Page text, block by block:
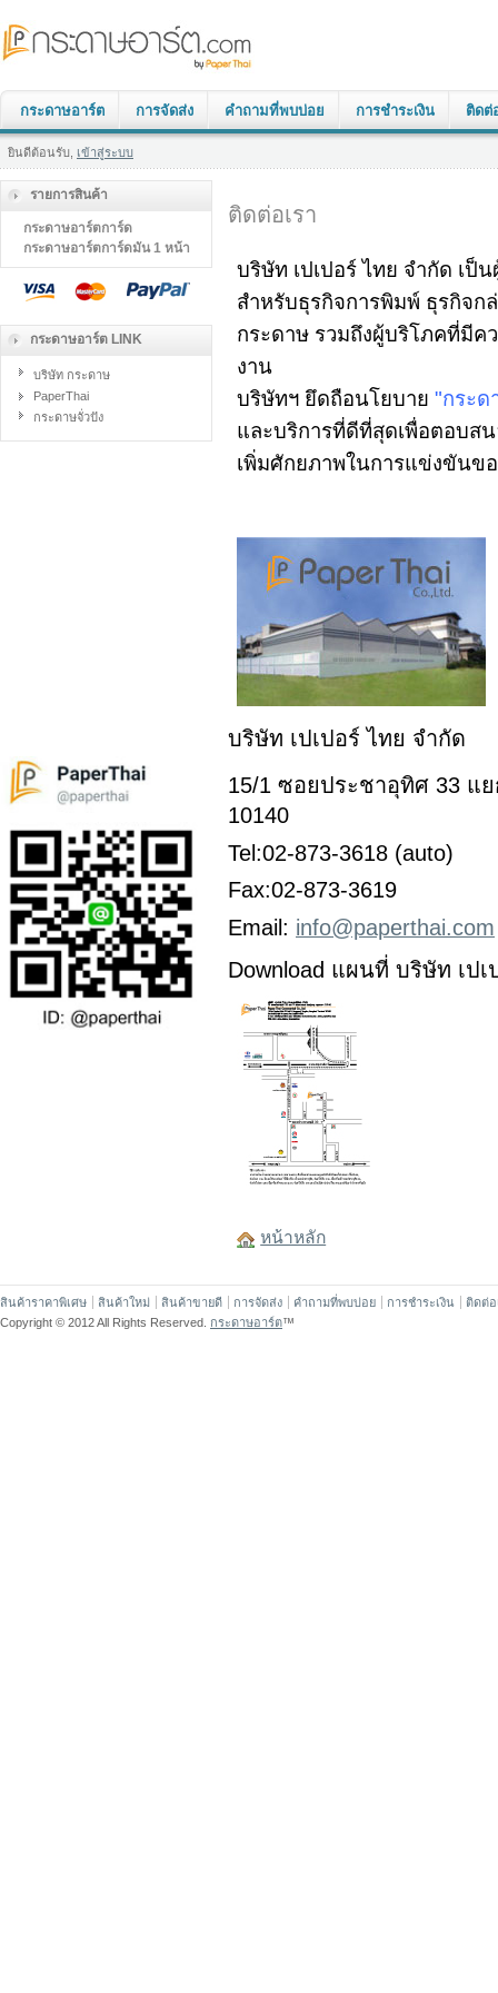
กระดาษอาร์ต การจัดส่ง คำถามที่พบบ่อย การชำระเงิน ติดต่
ยินดีต้อนรับ, เข้าสู่ระบบ
รายการสินค้า
กระดาษอาร์ตการ์ด
กระดาษอาร์ตการ์ดมัน 1 หน้า
กระดาษอาร์ต LINK
บริษัท กระดาษ
PaperThai
กระดาษจั่วปัง
ติดต่อเรา
บริษัท เปเปอร์ ไทย จำกัด เ
สำหรับธุรกิจการพิมพ์ ธุรกิจก
กระดาษ รวมถึงผู้บริโภคที่มี
งาน
บริษัทฯ ยึดถือนโยบาย "กระ
และบริการที่ดีที่สุดเพื่อตอบส
เพิ่มศักยภาพในการแข่งขันข
บริษัท เปเปอร์ ไทย จำกัด
15/1 ซอยประชาอุทิศ 33 แ
10140
Tel:02-873-3618 (auto)
Fax:02-873-3619
Email: info@paperthai.com
Download แผนที่ บริษัท เป
หน้าหลัก
สินค้าราคาพิเศษ สินค้าใหม่ สินค้าขายดี การจัดส่ง คำถามที่พบบ่อย การชำระเงิน
ติดต่อ
Copyright © 2012 All Rights Reserved. กระดาษอาร์ต™